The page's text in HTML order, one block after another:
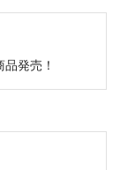
発売！